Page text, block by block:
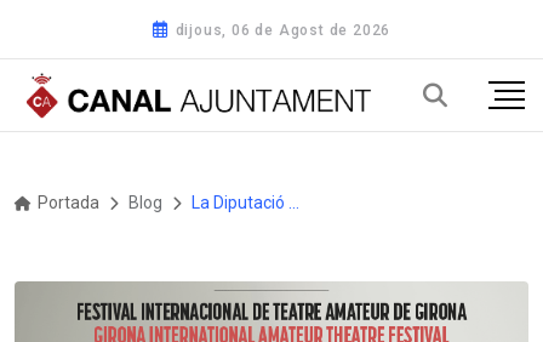
dijous, 06 de Agost de 2026
Portada Blog